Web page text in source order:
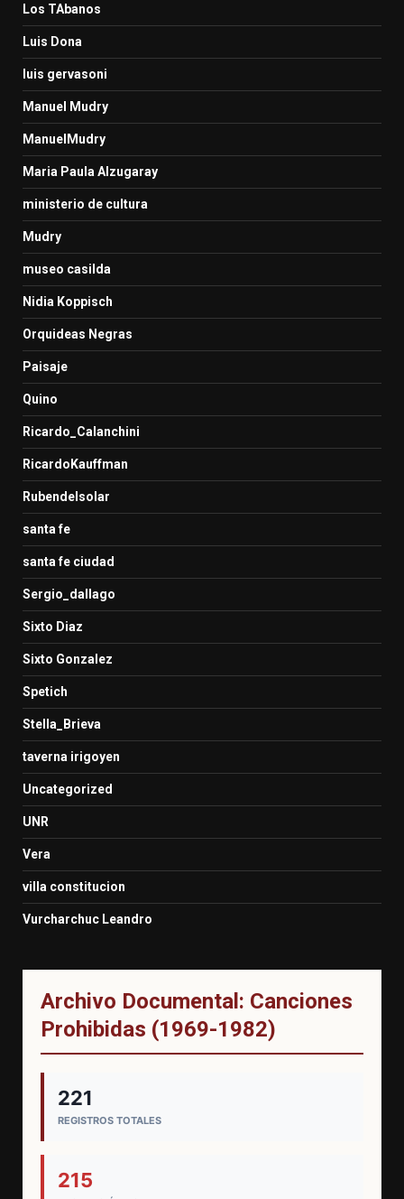
Los TAbanos
Luis Dona
luis gervasoni
Manuel Mudry
ManuelMudry
Maria Paula Alzugaray
ministerio de cultura
Mudry
museo casilda
Nidia Koppisch
Orquideas Negras
Paisaje
Quino
Ricardo_Calanchini
RicardoKauffman
Rubendelsolar
santa fe
santa fe ciudad
Sergio_dallago
Sixto Diaz
Sixto Gonzalez
Spetich
Stella_Brieva
taverna irigoyen
Uncategorized
UNR
Vera
villa constitucion
Vurcharchuc Leandro
Archivo Documental: Canciones
Prohibidas (1969-1982)
221
REGISTROS TOTALES
215